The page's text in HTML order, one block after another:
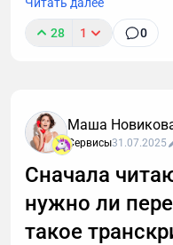
28 1 0
Маша
Сервисы31.07.2025
Сначала
нужно ли
такое